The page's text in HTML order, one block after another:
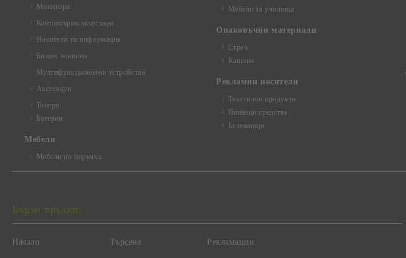
Монитори
Компютърни аксесоари
Носители на информация
Бизнес машини
Мултифункционални устройства
Аксесоари
Тонери
Батерии
Mебели
Мебели по поръчка
Мебели за училища
Опаковъчни материали
Стреч
Кашони
Рекламни носители
Текстилни продукти
Пишещи средства
Бележници
Бързи връзки:
Начало Търсене Рекламации